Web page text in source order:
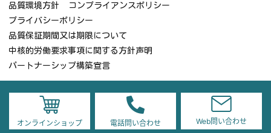
オンラインショップ 電話問い合わせ Web問い合わせ
品質環境方針
コンプライアンスポリシー
プライバシーポリシー
品質保証期間又は期限について
中核的労働要求事項に関する方針声明
パートナーシップ構築宣言
Copyright JAPAN PLUS All rights reserved.